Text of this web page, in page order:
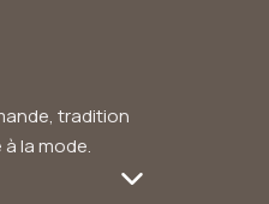
tradition
la mode.